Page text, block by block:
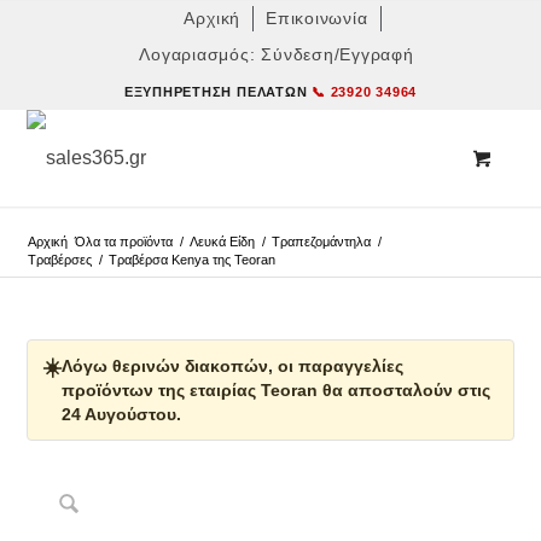
Αρχική
Επικοινωνία
Λογαριασμός: Σύνδεση/Εγγραφή
ΕΞΥΠΗΡΈΤΗΣΗ ΠΕΛΑΤΏΝ 📞 23920 34964
Αρχική Όλα τα προϊόντα / Λευκά Είδη / Τραπεζομάντηλα /
Τραβέρσες / Τραβέρσα Kenya της Teoran
☀️Λόγω θερινών διακοπών, οι παραγγελίες
προϊόντων της εταιρίας Teoran θα αποσταλούν στις
24 Αυγούστου.